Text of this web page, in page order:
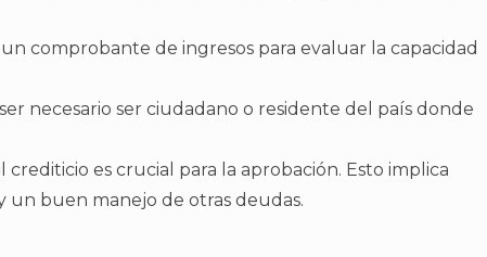
comprobante de ingresos para evaluar la capacidad
necesario ser ciudadano o residente del país donde
crediticio es crucial para la aprobación. Esto implica
un buen manejo de otras deudas.